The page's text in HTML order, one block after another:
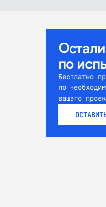
по
Бесплатно
по
вашего